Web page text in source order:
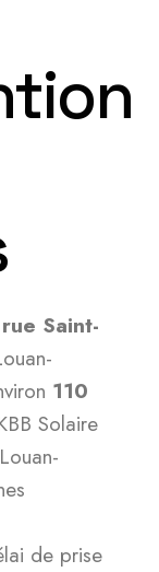
Saint-
110
Solaire
de prise